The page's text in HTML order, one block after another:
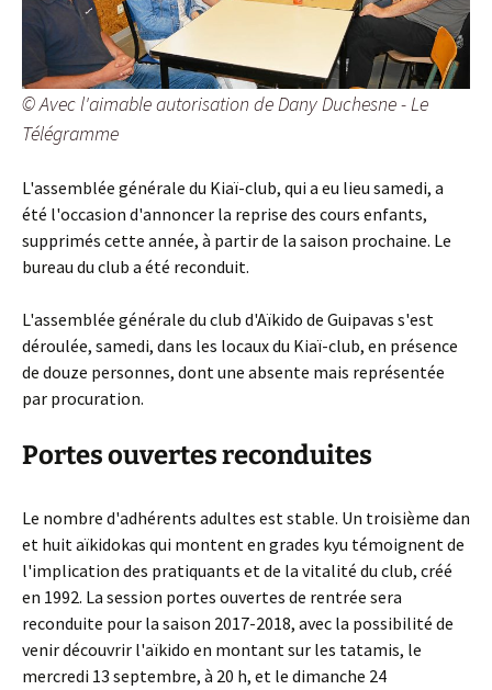
© Avec l'aimable autorisation de Dany Duchesne - Le
Télégramme
L'assemblée générale du Kiaï-club, qui a eu lieu samedi, a
été l'occasion d'annoncer la reprise des cours enfants,
supprimés cette année, à partir de la saison prochaine. Le
bureau du club a été reconduit.
L'assemblée générale du club d'Aïkido de Guipavas s'est
déroulée, samedi, dans les locaux du Kiaï-club, en présence
de douze personnes, dont une absente mais représentée
par procuration.
Portes ouvertes reconduites
Le nombre d'adhérents adultes est stable. Un troisième dan
et huit aïkidokas qui montent en grades kyu témoignent de
l'implication des pratiquants et de la vitalité du club, créé
en 1992. La session portes ouvertes de rentrée sera
reconduite pour la saison 2017-2018, avec la possibilité de
venir découvrir l'aïkido en montant sur les tatamis, le
mercredi 13 septembre, à 20 h, et le dimanche 24